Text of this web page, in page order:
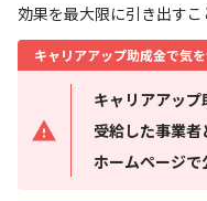
効果を最大限に引き出すこ
キャリアアップ助成金で気
キャリアアッ
受給した事業
ホームページで